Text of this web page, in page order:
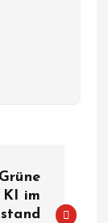
Grüne
KI im